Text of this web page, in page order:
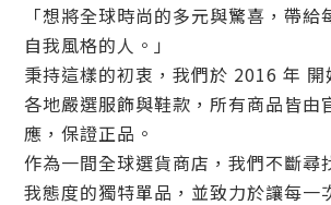
「想將全球時尚的多元與驚喜，帶給
自我風格的人。」
秉持這樣的初衷，我們於 2016 年 開
各地嚴選服飾與鞋款，所有商品皆由
應， 保證正品 。
作為一間全球選貨商店，我們不斷尋
我態度的獨特單品，並致力於讓每一